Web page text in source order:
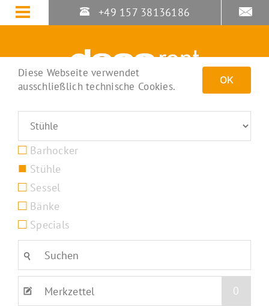
Zum
Inhalt
+49 157 38136186
Barhocker
Stühle
Sessel
Bänke
Specials
Merkzettel 0
Diese Webseite verwendet
ausschließlich technische Cookies.
OK